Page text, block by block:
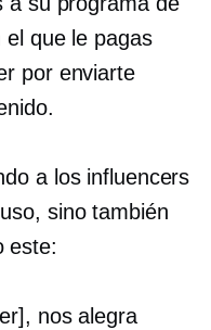
que le pagas
por enviarte
a los influencers
sino también
este:
nos alegra